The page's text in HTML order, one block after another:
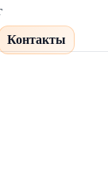
Контакты